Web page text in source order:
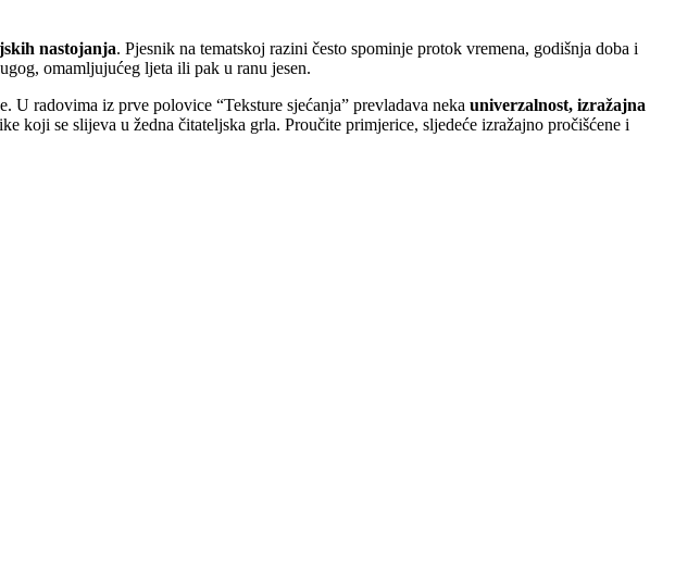
nastojanja. Pjesnik na tematskoj razini često spominje protok vremena, godišnja doba i
omamljujućeg ljeta ili pak u ranu jesen.
U radovima iz prve polovice “Teksture sjećanja” prevladava neka univerzalnost, izražajna
koji se slijeva u žedna čitateljska grla. Proučite primjerice, sljedeće izražajno pročišćene i